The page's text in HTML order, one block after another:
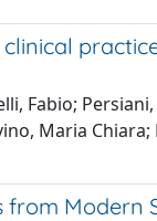
Fabio;
Maria
Modern